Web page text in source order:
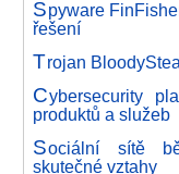
Spyware
řešení
Trojan
Cybersecurity
produktů a služeb
Sociální sítě
skutečné vztahy